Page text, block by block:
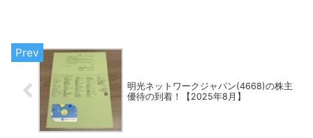
明光ネットワークジャパン(4668)の株主
優待の到着！【2025年8月】